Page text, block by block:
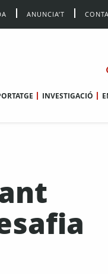
ANUNCIA’T
INVESTIGACIÓ